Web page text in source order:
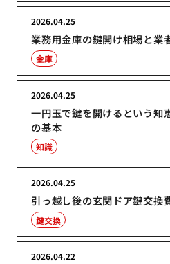
業務用金庫の鍵開け相場と業
2026.04.25
金庫
一円玉で鍵を開けるという知
の基本
2026.04.25
知識
引っ越し後の玄関ドア鍵交換
2026.04.25
鍵交換
2026.04.22